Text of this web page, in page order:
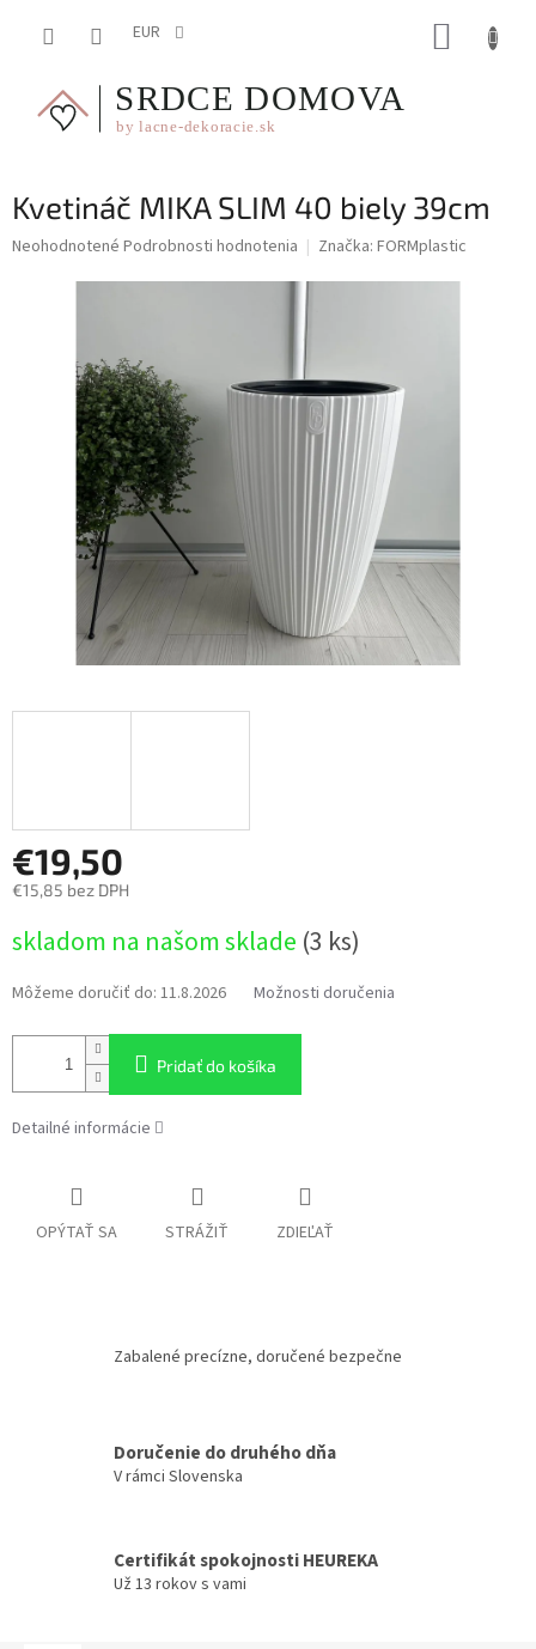
EUR
Kvetináč MIKA SLIM 40 biely 39cm
Priemerné
hviezdičiek.
Neohodnotené Podrobnosti hodnotenia Značka: FORMplastic
€19,50
€15,85 bez DPH
cena:
skladom na našom sklade (3 ks)
Môžeme doručiť do: 11.8.2026 Možnosti doručenia
Pridať do košíka
Detailné informácie
OPÝTAŤ SA STRÁŽIŤ ZDIEĽAŤ
Zabalené precízne, doručené bezpečne
Doručenie do druhého dňa
V rámci Slovenska
Certifikát spokojnosti HEUREKA
Už 13 rokov s vami